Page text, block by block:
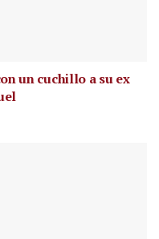
un cuchillo a su ex